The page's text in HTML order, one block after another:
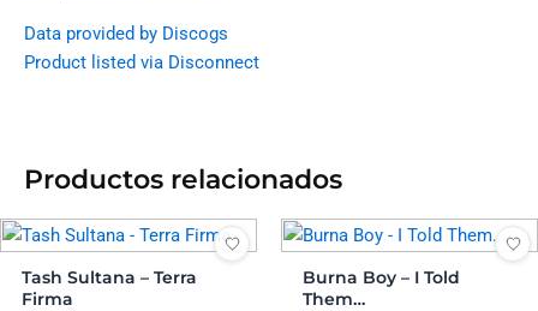
Data provided by Discogs
Product listed via Disconnect
Productos relacionados
Tash Sultana – Terra
Firma
Burna Boy – I Told
Them…